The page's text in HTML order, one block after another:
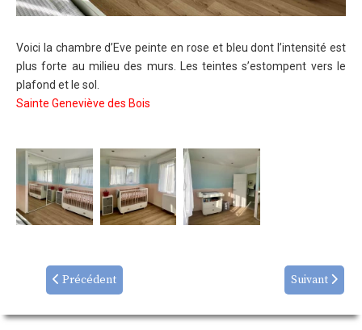
Voici la chambre d’Eve peinte en rose et bleu dont l’intensité est
plus forte au milieu des murs. Les teintes s’estompent vers le
plafond et le sol.
Sainte Geneviève des Bois
Précédent Suivant